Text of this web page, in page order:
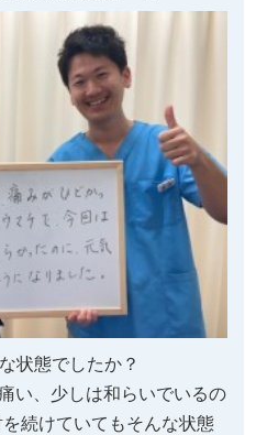
状態でしたか？
い、少しは和らいでいるの
続けていてもそんな状態